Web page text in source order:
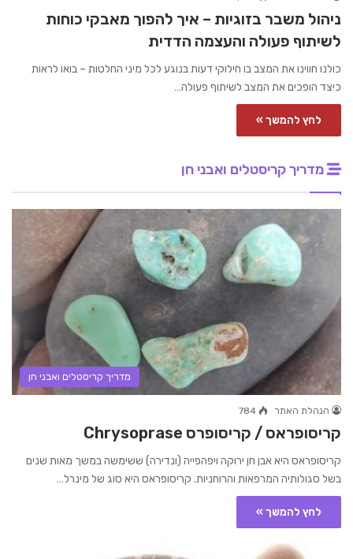
ניהול משבר בזוגיות – איך להפוך מאבקי כוחות
לשיתוף פעולה והעצמה הדדית
כולנו חווינו את המצב בו חילוקי דעות בנוגע לכל מיני החלטות – בואו לראות
כיצד הופכים את המצב לשיתוף פעולה…
לחץ להמשך »
מדריך קריסטלים ואבני חן
מדריך קריסטלים ואבני חן
הנהלת האתר 784
קריסופראס / קריסופרס Chrysoprase
קריסופראס היא אבן חן ירוקה ויפהפייה (ונדירה) ששימשה במשך מאות שנים
בשל סגולותיה המרפאות והרוחניות. קריסופראס היא סוג של מינרל…
לחץ להמשך »